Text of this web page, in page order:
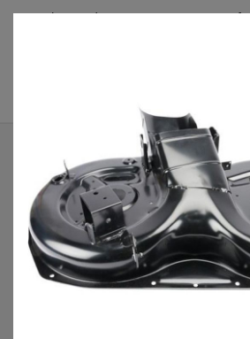
Plateaudecoupe.com : Trouver
Accueil
Plateau de
Plateau de coupe 92 cm 3825640751
(2010) [2T0430543/